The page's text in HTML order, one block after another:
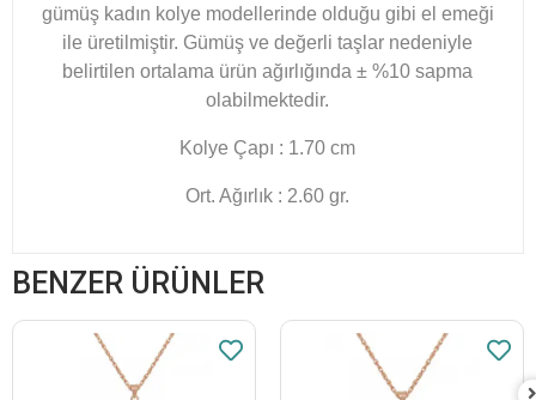
gümüş kadın kolye modellerinde olduğu gibi el emeği
ile üretilmiştir. Gümüş ve değerli taşlar nedeniyle
belirtilen ortalama ürün ağırlığında ± %10 sapma
olabilmektedir.
Kolye Çapı : 1.70 cm
Ort. Ağırlık : 2.60 gr.
BENZER ÜRÜNLER